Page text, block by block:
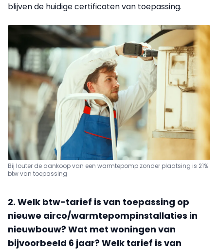
blijven de huidige certificaten van toepassing.
Bij louter de aankoop van een warmtepomp zonder plaatsing is 21%
btw van toepassing
2. Welk btw-tarief is van toepassing op
nieuwe airco/warmtepompinstallaties in
nieuwbouw? Wat met woningen van
bijvoorbeeld 6 jaar? Welk tarief is van